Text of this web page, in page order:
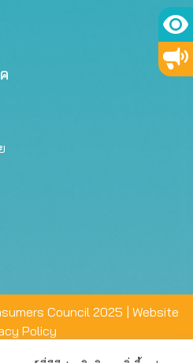
Council 2025 | Website
Policy